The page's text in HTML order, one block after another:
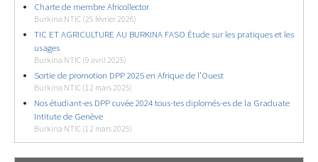
Charte de membre Africollector
Burkina NTIC (25 février 2026)
TIC ET AGRICULTURE AU BURKINA FASO Étude sur les pratiques et les
usages
Burkina NTIC (9 avril 2025)
Sortie de promotion DPP 2025 en Afrique de l’Ouest
Burkina NTIC (12 mars 2025)
Nos étudiant-es DPP cuvée 2024 tous-tes diplomés-es de la Graduate
Intitute de Genève
Burkina NTIC (12 mars 2025)